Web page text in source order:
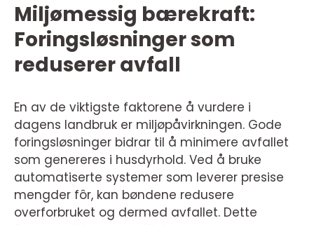
Miljømessig bærekraft:
Foringsløsninger som
reduserer avfall
En av de viktigste faktorene å vurdere i
dagens landbruk er miljøpåvirkningen. Gode
foringsløsninger bidrar til å minimere avfallet
som genereres i husdyrhold. Ved å bruke
automatiserte systemer som leverer presise
mengder fôr, kan bøndene redusere
overforbruket og dermed avfallet. Dette